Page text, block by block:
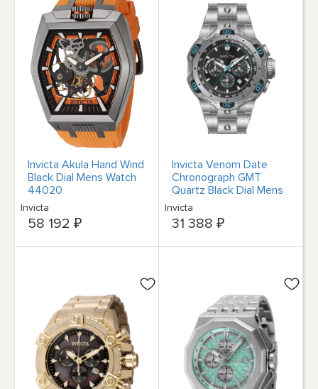
Invicta Akula Hand Wind
Black Dial Mens Watch
44020
Invicta
58 192 ₽
Invicta Venom Date
Chronograph GMT
Quartz Black Dial Mens
Watch 47758
Invicta
31 388 ₽